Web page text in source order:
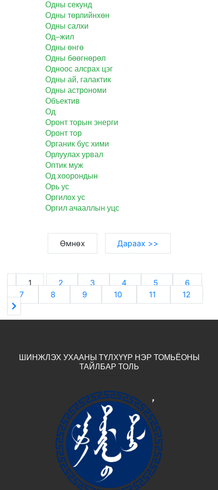
Одны секунд
Одны төрлийнхөн
Одны салхи
Од–жил
Одны өнгө
Одны бөөгнөрөл
Одноос алсрах цэг
Одны ай, галактик
Одны астрономи
Объектив
Од
Оронт торын энерги
Оронт тор
Органик бус хими
Орлуулах урвал
Оптик муж
Од хоорондын
Орь ус
Оргилох ус
Оргил ачааллын уцс
Өмнөх Дараах >>
1 2 3 4 5
6
7
8 9 10 11 12
ШИНЖЛЭХ УХААНЫ ТҮЛХҮҮР НЭР ТОМЬЁОНЫ
ТАЙЛБАР ТОЛЬ